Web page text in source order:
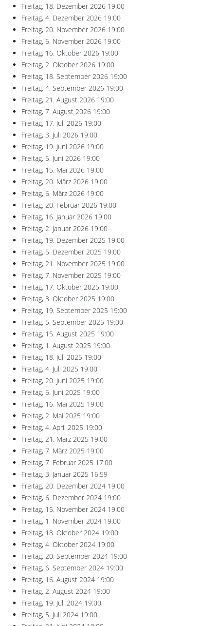
Freitag, 18. Dezember 2026 19:00
Freitag, 4. Dezember 2026 19:00
Freitag, 20. November 2026 19:00
Freitag, 6. November 2026 19:00
Freitag, 16. Oktober 2026 19:00
Freitag, 2. Oktober 2026 19:00
Freitag, 18. September 2026 19:00
Freitag, 4. September 2026 19:00
Freitag, 21. August 2026 19:00
Freitag, 7. August 2026 19:00
Freitag, 17. Juli 2026 19:00
Freitag, 3. Juli 2026 19:00
Freitag, 19. Juni 2026 19:00
Freitag, 5. Juni 2026 19:00
Freitag, 15. Mai 2026 19:00
Freitag, 20. März 2026 19:00
Freitag, 6. März 2026 19:00
Freitag, 20. Februar 2026 19:00
Freitag, 16. Januar 2026 19:00
Freitag, 2. Januar 2026 19:00
Freitag, 19. Dezember 2025 19:00
Freitag, 5. Dezember 2025 19:00
Freitag, 21. November 2025 19:00
Freitag, 7. November 2025 19:00
Freitag, 17. Oktober 2025 19:00
Freitag, 3. Oktober 2025 19:00
Freitag, 19. September 2025 19:00
Freitag, 5. September 2025 19:00
Freitag, 15. August 2025 19:00
Freitag, 1. August 2025 19:00
Freitag, 18. Juli 2025 19:00
Freitag, 4. Juli 2025 19:00
Freitag, 20. Juni 2025 19:00
Freitag, 6. Juni 2025 19:00
Freitag, 16. Mai 2025 19:00
Freitag, 2. Mai 2025 19:00
Freitag, 4. April 2025 19:00
Freitag, 21. März 2025 19:00
Freitag, 7. März 2025 19:00
Freitag, 7. Februar 2025 17:00
Freitag, 3. Januar 2025 16:59
Freitag, 20. Dezember 2024 19:00
Freitag, 6. Dezember 2024 19:00
Freitag, 15. November 2024 19:00
Freitag, 1. November 2024 19:00
Freitag, 18. Oktober 2024 19:00
Freitag, 4. Oktober 2024 19:00
Freitag, 20. September 2024 19:00
Freitag, 6. September 2024 19:00
Freitag, 16. August 2024 19:00
Freitag, 2. August 2024 19:00
Freitag, 19. Juli 2024 19:00
Freitag, 5. Juli 2024 19:00